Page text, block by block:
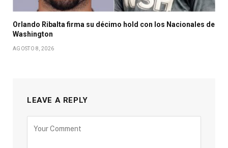
Orlando Ribalta firma su décimo hold con los Nacionales de
Washington
AGOSTO 8, 2026
LEAVE A REPLY